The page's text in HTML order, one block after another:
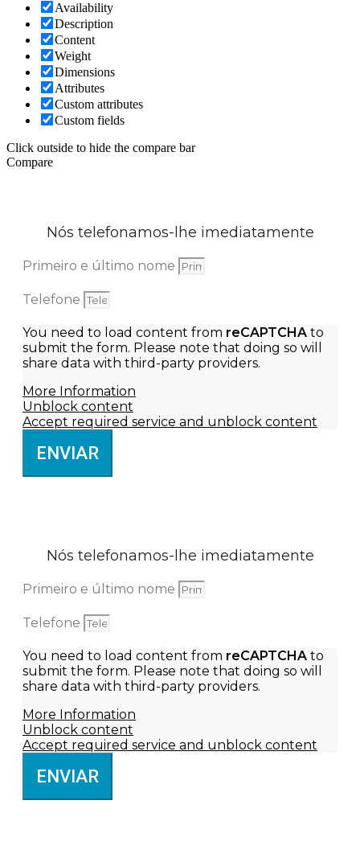
Availability
Description
Content
Weight
Dimensions
Attributes
Custom attributes
Custom fields
Click outside to hide the compare bar
Compare
Nós telefonamos-lhe imediatamente
Primeiro e último nome
Telefone
You need to load content from reCAPTCHA to
submit the form. Please note that doing so will
share data with third-party providers.
More Information
Unblock content
Accept required service and unblock content
ENVIAR
Nós telefonamos-lhe imediatamente
Primeiro e último nome
Telefone
You need to load content from reCAPTCHA to
submit the form. Please note that doing so will
share data with third-party providers.
More Information
Unblock content
Accept required service and unblock content
ENVIAR